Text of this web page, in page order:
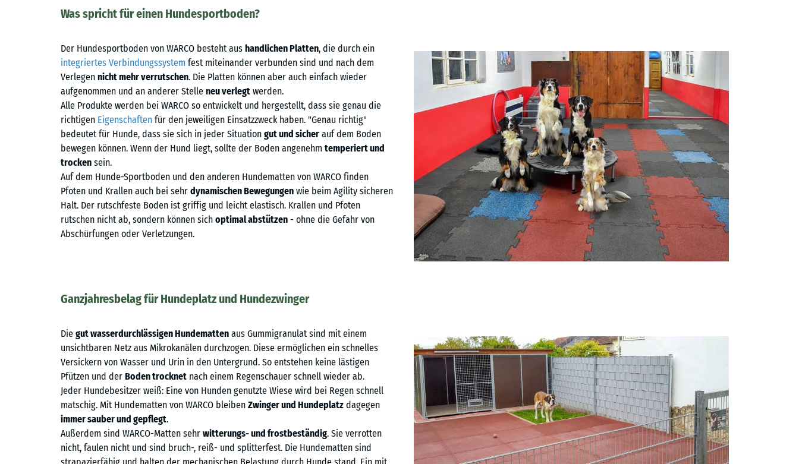
Was spricht für einen Hundesportboden?
Der Hundesportboden von WARCO besteht aus handlichen Platten, die durch ein
integriertes Verbindungssystem fest miteinander verbunden sind und nach dem
Verlegen nicht mehr verrutschen. Die Platten können aber auch einfach wieder
aufgenommen und an anderer Stelle neu verlegt werden.
Alle Produkte werden bei WARCO so entwickelt und hergestellt, dass sie genau die
richtigen Eigenschaften für den jeweiligen Einsatzzweck haben. "Genau richtig"
bedeutet für Hunde, dass sie sich in jeder Situation gut und sicher auf dem Boden
bewegen können. Wenn der Hund liegt, sollte der Boden angenehm temperiert und
trocken sein.
Auf dem Hunde-Sportboden und den anderen Hundematten von WARCO finden
Pfoten und Krallen auch bei sehr dynamischen Bewegungen wie beim Agility sicheren
Halt. Der rutschfeste Boden ist griffig und leicht elastisch. Krallen und Pfoten
rutschen nicht ab, sondern können sich optimal abstützen - ohne die Gefahr von
Abschürfungen oder Verletzungen.
Ganzjahresbelag für Hundeplatz und Hundezwinger
Die gut wasserdurchlässigen Hundematten aus Gummigranulat sind mit einem
unsichtbaren Netz aus Mikrokanälen durchzogen. Diese ermöglichen ein schnelles
Versickern von Wasser und Urin in den Untergrund. So entstehen keine lästigen
Pfützen und der Boden trocknet nach einem Regenschauer schnell wieder ab.
Jeder Hundebesitzer weiß: Eine von Hunden genutzte Wiese wird bei Regen schnell
matschig. Mit Hundematten von WARCO bleiben Zwinger und Hundeplatz dagegen
immer sauber und gepflegt.
Außerdem sind WARCO-Matten sehr witterungs- und frostbeständig. Sie verrotten
nicht, faulen nicht und sind bruch-, reiß- und splitterfest. Die Hundematten sind
strapazierfähig und halten der mechanischen Belastung durch Hunde stand. Ein mit